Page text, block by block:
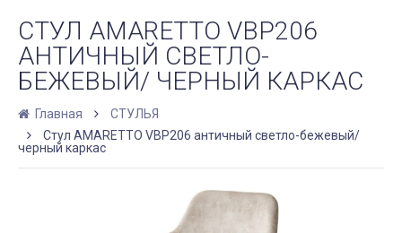
СТУЛ AMARETTO VBP206
АНТИЧНЫЙ СВЕТЛО-
БЕЖЕВЫЙ/ ЧЕРНЫЙ КАРКАС
Главная
СТУЛЬЯ
Стул AMARETTO VBP206 античный светло-бежевый/
черный каркас